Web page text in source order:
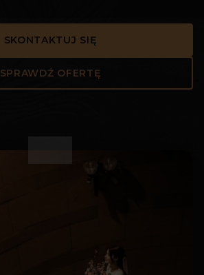
SKONTAKTUJ SIĘ
SPRAWDŹ OFERTĘ